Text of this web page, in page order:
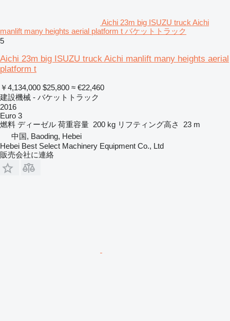
Aichi 23m big ISUZU truck Aichi
manlift many heights aerial platform t バケットトラック
5
Aichi 23m big ISUZU truck Aichi manlift many heights aerial
platform t
￥4,134,000 $25,800 ≈ €22,460
建設機械 - バケットトラック
2016
Euro 3
燃料 ディーゼル 荷重容量 200 kg リフティング高さ
23 m
中国, Baoding, Hebei
Hebei Best Select Machinery Equipment Co., Ltd
販売会社に連絡